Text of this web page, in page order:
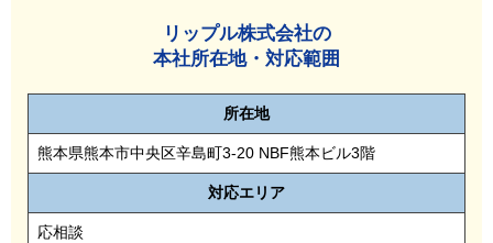
リップル株式会社の
本社所在地・対応範囲
所在地
熊本県熊本市中央区辛島町3-20 NBF熊本ビル3階
対応エリア
応相談